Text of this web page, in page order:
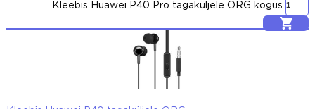
Kleebis Huawei P40 Pro tagaküljele ORG kogus
Lisa korvi